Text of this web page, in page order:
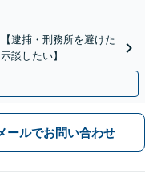
逮捕・刑務所を避けた
談したい】
ールでお問い合わせ